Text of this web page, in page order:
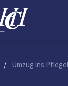
Umzug ins